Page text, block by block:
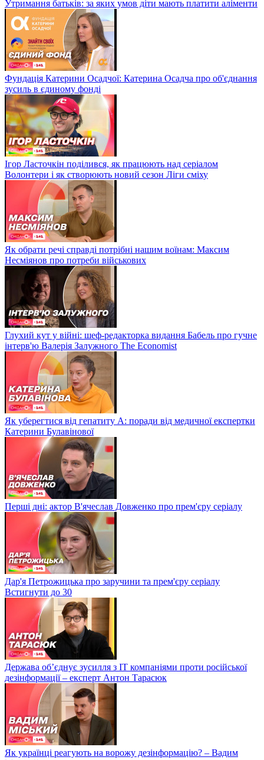
Утримання батьків: за яких умов діти мають платити аліменти
Фундація Катерини Осадчої: Катерина Осадча про об'єднання
зусиль в єдиному фонді
Ігор Ласточкін поділився, як працюють над серіалом
Волонтери і як створюють новий сезон Ліги сміху
Як обрати речі справді потрібні нашим воїнам: Максим
Несміянов про потреби військових
Глухий кут у війні: шеф-редакторка видання Бабель про гучне
інтерв'ю Валерія Залужного The Economist
Як уберегтися від гепатиту А: поради від медичної експертки
Катерини Булавінової
Перші дні: актор В'ячеслав Довженко про прем'єру серіалу
Дар'я Петрожицька про заручини та прем'єру серіалу
Встигнути до 30
Держава об’єднує зусилля з ІТ компаніями проти російської
дезінформації – експерт Антон Тарасюк
Як українці реагують на ворожу дезінформацію? – Вадим